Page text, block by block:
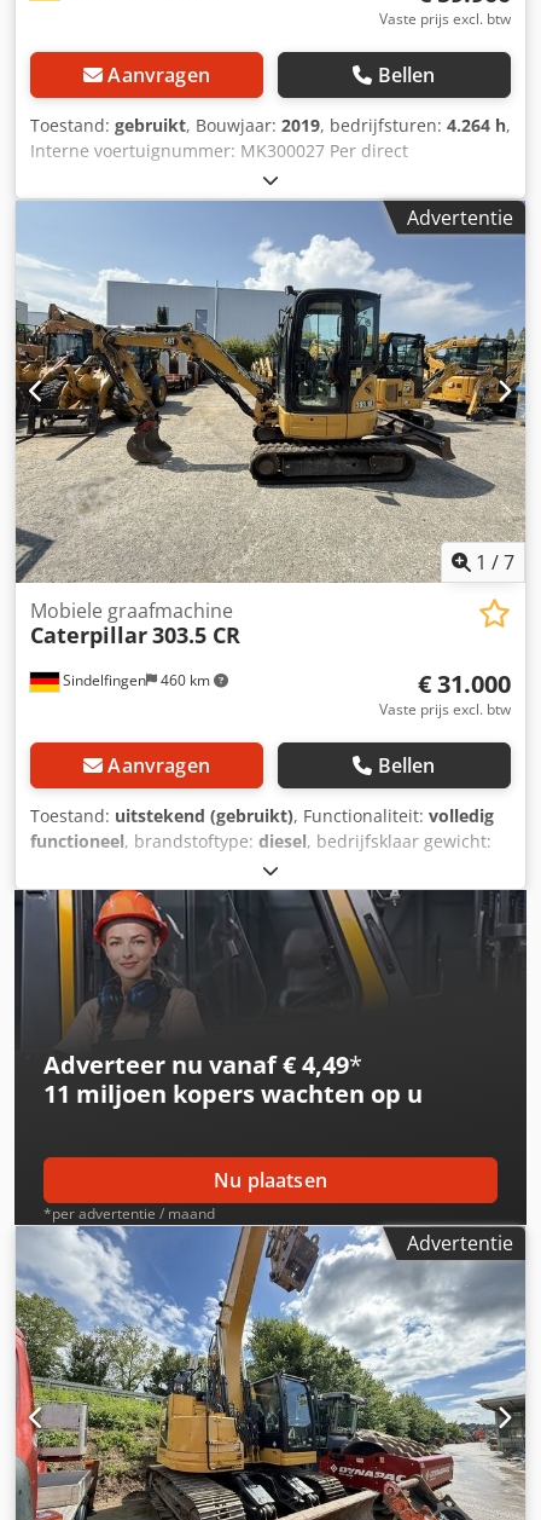
Vaste prijs excl. btw
Aanvragen Bellen
Toestand: gebruikt, Bouwjaar: 2019, bedrijfsturen: 4.264 h,
Interne voertuignummer: MK300027 Per direct
beschikbaar op ons terrein in Kaufungen. Meer INFO bij: *
Golec Nutzfahrzeuge GmbH (Duits, Engels, Bulgaars,
Russisch) * Viktoria Sologubova (Pools, Russisch,
Oekraïens, Engels) Financieringsvoorbeeld: * Interne
nummer: Graafmachine * Koopprijs: € 59.900,00 *
Aanbetaling: 10% Dodey Rb A Uopfx Acyock * Looptijd: 60
maanden * Maandelijkse aflossing: € 938,18 * Slottermijn:
€ 11.380,00 Bent u geïnteresseerd in dit aanbod of wilt u
dit aanpassen aan uw wensen, neem dan contact met ons
op (dhr. Enchev). Wij kijken uit naar uw telefoontje. Fouten
en wijzigingen voorbehouden. Wij nemen uw gebruikte
voertuig graag in ruil. Financiering direct bij ons in huis
mogelijk. GOLEC NUTZFAHRZEUGE GMBH Wij spreken:
Duits, Engels, Spaans, Pools, Oekraïens, Russisch,
Bulgaars.
Advertentie
1 /7
Sindelfingen 460 km
Mobiele graafmachine
Caterpillar303.5 CR
€ 31.000
Vaste prijs excl. btw
Aanvragen Bellen
Toestand: uitstekend (gebruikt), Functionaliteit: volledig
functioneel, brandstoftype: diesel, bedrijfsklaar gewicht:
, bedrijfsturen:
Uitrusting:rubberen rupsbanden, * 2.434 uur * Motor: Cat
C1.7 * Motorvermogen: 24,8 kW * Emissieniveau: EU-
niveau V * Bedrijfsgewicht: 3.580 kg Dcjdpfozrthvox Acyjk *
Afmetingen (transportlengte: 4.800 mm –
transportbreedte: 1.780 mm – transporthoogte: 2.480 mm)
* Korte draaicirkel (ECR – Extended Compact Radius) *
Proportionele extra hydrauliek * Snelwisselsysteem
Adverteer nu vanaf € 4,49*
11 miljoen koperswachten op u
Nu plaatsen
*per advertentie / maand
Advertentie